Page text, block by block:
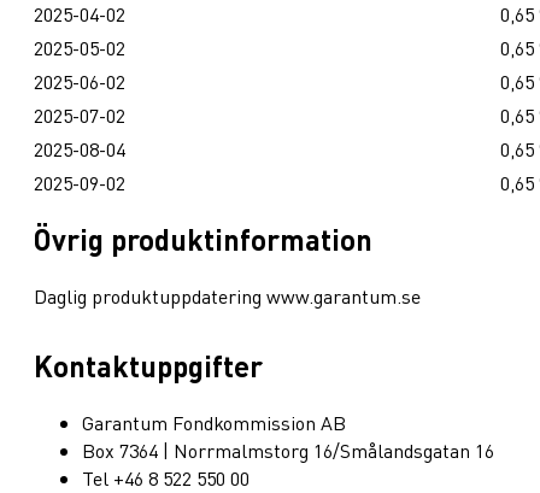
2025-04-02
0,65
2025-05-02
0,65
2025-06-02
0,65
2025-07-02
0,65
2025-08-04
0,65
2025-09-02
0,65
Övrig produktinformation
Daglig produktuppdatering www.garantum.se
Kontaktuppgifter
Garantum Fondkommission AB
Box 7364 | Norrmalmstorg 16/Smålandsgatan 16
Tel +46 8 522 550 00